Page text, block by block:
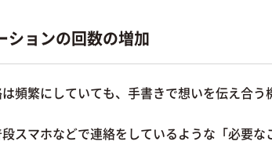
ションの回数の増加
頻繁にしていても、手書きで想いを伝え合う
スマホなどで連絡をしているような「必要な